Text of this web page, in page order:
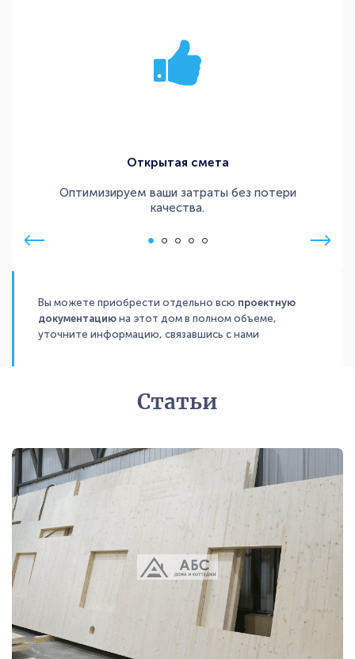
Открытая смета
Оптимизируем ваши затраты без потери
качества.
Вы можете приобрести отдельно всю проектную
документацию на этот дом в полном объеме,
уточните информацию, связавшись с нами
Статьи